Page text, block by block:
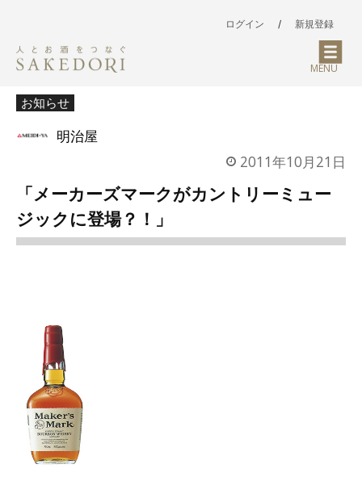
ログイン / 新規登録
MENU
お知らせ
明治屋
2011年10月21日
「メーカーズマークがカントリーミュー
ジックに登場？！」